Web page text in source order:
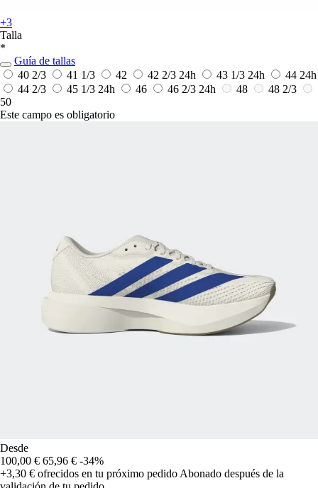
+3
Talla
*
Guía de tallas
40 2/3
41 1/3 42 42 2/3 24h 43 1/3 24h 44 24h
44 2/3
45 1/3 24h 46 46 2/3 24h 48
48 2/3
50
Este campo es obligatorio
Desde
100,00 € 65,96 € -34%
+3,30 € ofrecidos en tu próximo pedido Abonado después de la